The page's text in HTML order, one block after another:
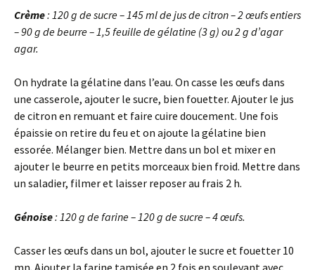
Crème: 120 g de sucre – 145 ml de jus de citron – 2 œufs entiers
– 90 g de beurre – 1,5 feuille de gélatine (3 g) ou 2 g d’agar
agar.
On hydrate la gélatine dans l’eau. On casse les œufs dans
une casserole, ajouter le sucre, bien fouetter. Ajouter le jus
de citron en remuant et faire cuire doucement. Une fois
épaissie on retire du feu et on ajoute la gélatine bien
essorée. Mélanger bien. Mettre dans un bol et mixer en
ajouter le beurre en petits morceaux bien froid. Mettre dans
un saladier, filmer et laisser reposer au frais 2 h.
Génoise: 120 g de farine – 120 g de sucre – 4 œufs.
Casser les œufs dans un bol, ajouter le sucre et fouetter 10
mn. Ajouter la farine tamisée en 2 fois en soulevant avec